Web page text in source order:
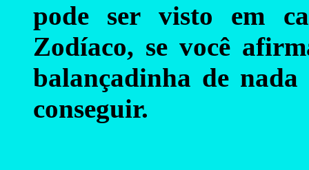
pode ser visto em
Zodíaco, se você
balançadinha de
conseguir.